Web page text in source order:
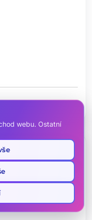
chevron_left
840 m²
webu. Ostatní